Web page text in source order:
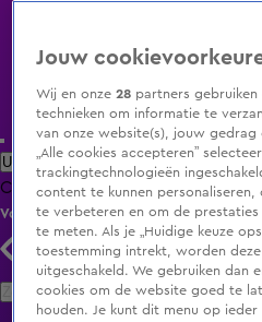
Uitzending Gemist Populaire
ClipsFilmsRadioSmart TV inlog
Volg KIJK
Zoeken
Jouw
Wij en onze28 partners
technieken om informatie te
van onze website(s), jouw gedrag
„Alle cookies accepteren”
trackingtechnologieën
content te kunnen
te verbeteren en om de
te meten. Als je „Huidige keuze
toestemming intrekt, worden
uitgeschakeld. We gebruiken dan
cookies om de website goed te
houden. Je kunt dit menu op